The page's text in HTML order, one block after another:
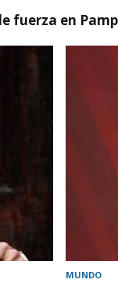
fuerza en
MUNDO